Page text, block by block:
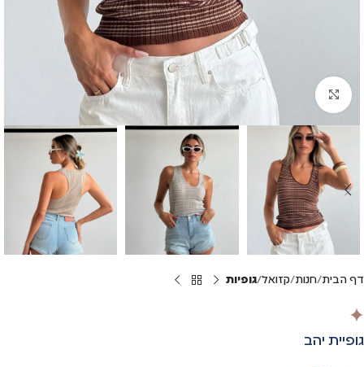
Click to enlarge
דף הבית חנות קזואל גופיות
גופיית יהב